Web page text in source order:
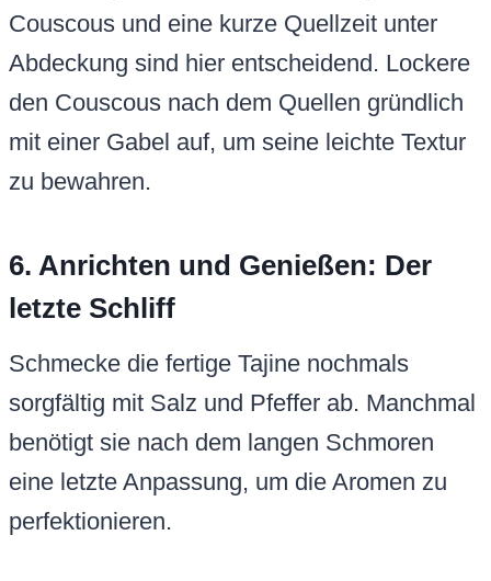
Couscous und eine kurze Quellzeit unter
Abdeckung sind hier entscheidend. Lockere
den Couscous nach dem Quellen gründlich
mit einer Gabel auf, um seine leichte Textur
zu bewahren.
6. Anrichten und Genießen: Der
letzte Schliff
Schmecke die fertige Tajine nochmals
sorgfältig mit Salz und Pfeffer ab. Manchmal
benötigt sie nach dem langen Schmoren
eine letzte Anpassung, um die Aromen zu
perfektionieren.